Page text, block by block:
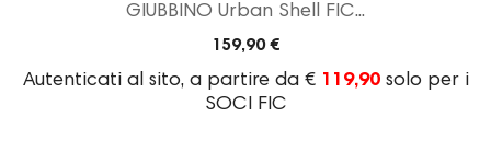
GIUBBINO Urban Shell FIC...
159,90 €
Autenticati al sito, a partire da € 119,90solo per i
SOCI FIC